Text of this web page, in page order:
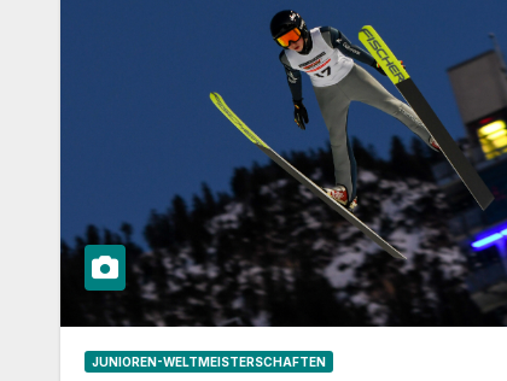
JUNIOREN-WELTMEISTERSCHAFTEN